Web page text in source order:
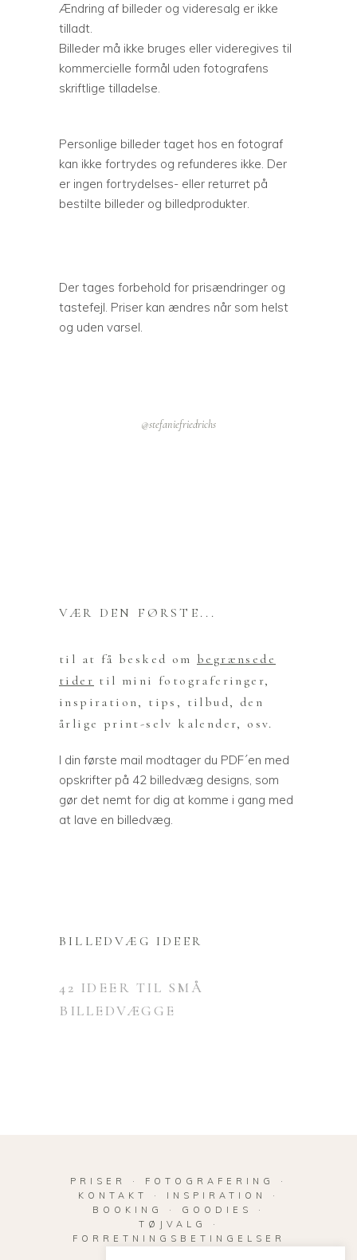
Ændring af billeder og videresalg er ikke
tilladt.
Billeder må ikke bruges eller videregives til
kommercielle formål uden fotografens
skriftlige tilladelse.
Personlige billeder taget hos en fotograf
kan ikke fortrydes og refunderes ikke. Der
er ingen fortrydelses- eller returret på
bestilte billeder og billedprodukter.
Der tages forbehold for prisændringer og
tastefejl. Priser kan ændres når som helst
og uden varsel.
@stefaniefriedrichs
VÆR DEN FØRSTE...
til at få besked om begrænsede
tider til mini fotograferinger,
inspiration, tips, tilbud, den
årlige print-selv kalender, osv.
I din første mail modtager du PDF´en med
opskrifter på 42 billedvæg designs, som
gør det nemt for dig at komme i gang med
at lave en billedvæg.
BILLEDVÆG IDEER
42 IDEER TIL SMÅ
BILLEDVÆGGE
PRISER · FOTOGRAFERING ·
KONTAKT
· INSPIRATION
·
BOOKING
· GOODIES
·
TØJVALG
·
FORRETNINGSBETINGELSER